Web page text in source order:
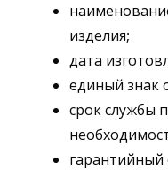
изделия;
дата
единый знак
срок службы
гарантийный